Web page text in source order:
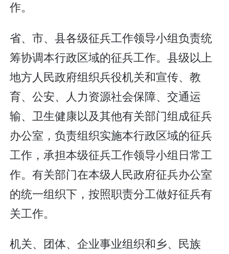
作。
省、市、县各级征兵工作领导小组负责统
筹协调本行政区域的征兵工作。县级以上
地方人民政府组织兵役机关和宣传、教
育、公安、人力资源社会保障、交通运
输、卫生健康以及其他有关部门组成征兵
办公室，负责组织实施本行政区域的征兵
工作，承担本级征兵工作领导小组日常工
作。有关部门在本级人民政府征兵办公室
的统一组织下，按照职责分工做好征兵有
关工作。
机关、团体、企业事业组织和乡、民族